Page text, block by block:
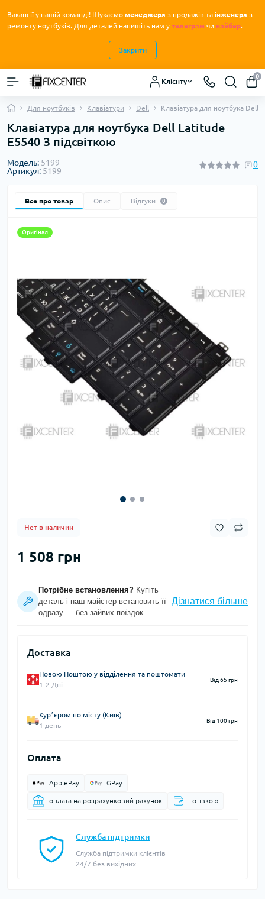
Вакансії у нашій команді! Шукаємо менеджера з продажів та інженера з
ремонту ноутбуків. Для деталей напишіть нам у телеграм чи вайбер.
Закрити
Клієнту
0
Для ноутбуків Клавіатури Dell Клавіатура для ноутбука Dell
Клавіатура для ноутбука Dell Latitude
E5540 З підсвіткою
Модель: 5199
Артикул: 5199
0
Все про товар Опис Відгуки 0
Оригінал
Нет в наличии
1 508 грн
Потрібне встановлення? Купіть
деталь і наш майстер встановить її
одразу — без зайвих поїздок.
Дізнатися більше
Доставка
Новою Поштою у відділення та поштомати
1-2 Дні
Від 65 грн
Курʼєром по місту (Київ)
1 день
Від 100 грн
Оплата
ApplePay GPay
оплата на розрахунковий рахунок готівкою
Служба підтримки
Служба підтримки клієнтів
24/7 без вихідних